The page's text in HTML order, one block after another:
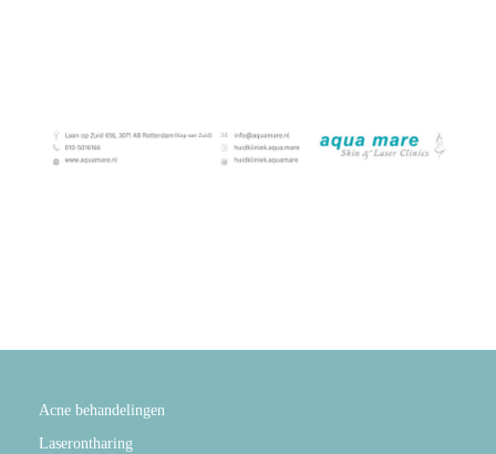
Acne behandelingen
Laserontharing